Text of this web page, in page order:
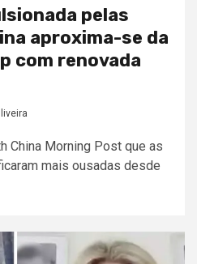
pelas
aproxima-se da
com renovada
China Morning Post que as
mais ousadas desde